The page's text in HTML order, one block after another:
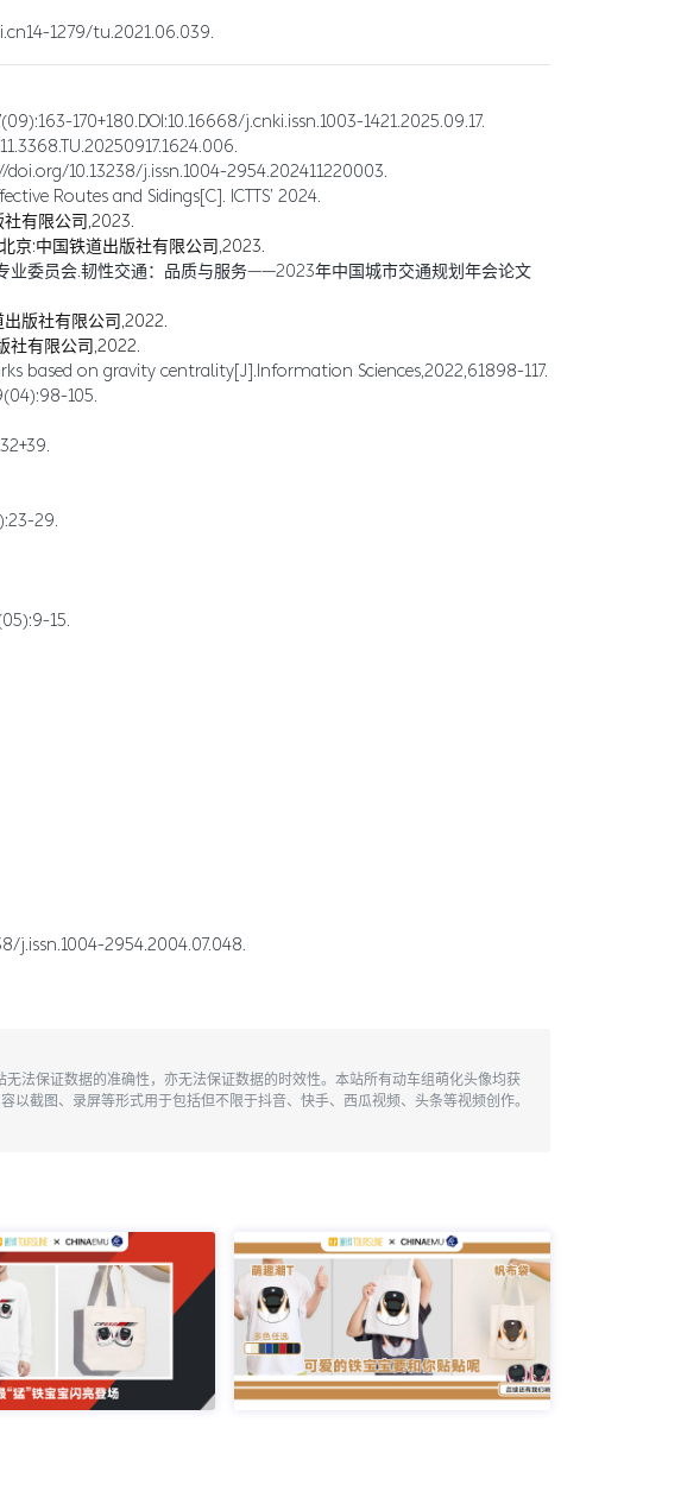
1279/tu.2021.06.039.
170+180.DOI:10.16668/j.cnki.issn.1003-1421.2025.09.17.
10.13238/j.issn.1004-2954.202411220003.
Routes and Sidings[C]. ICTTS’ 2024.
有限公司,2023.
京:中国铁道出版社有限公司,2023.
业委员会.韧性交通：品质与服务——2023年中国城市交通规划年会论文
版社有限公司,2022.
社有限公司,2022.
based on gravity centrality[J].Information Sciences,2022,61898-117.
105.
29.
15.
j.issn.1004-2954.2004.07.048.
法保证数据的准确性，亦无法保证数据的时效性。本站所有动车组萌化头像均获
截图、录屏等形式用于包括但不限于抖音、快手、西瓜视频、头条等视频创作。